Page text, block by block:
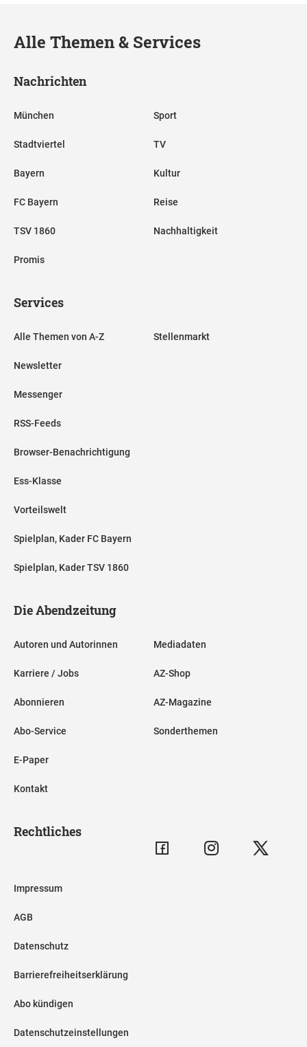
Alle Themen & Services
Nachrichten
München
Stadtviertel
Bayern
FC Bayern
TSV 1860
Promis
Sport
TV
Kultur
Reise
Nachhaltigkeit
Services
Alle Themen von A-Z
Newsletter
Messenger
RSS-Feeds
Browser-Benachrichtigung
Ess-Klasse
Vorteilswelt
Spielplan, Kader FC Bayern
Spielplan, Kader TSV 1860
Stellenmarkt
Die Abendzeitung
Autoren und Autorinnen
Karriere / Jobs
Abonnieren
Abo-Service
E-Paper
Kontakt
Mediadaten
AZ-Shop
AZ-Magazine
Sonderthemen
Rechtliches
Impressum
AGB
Datenschutz
Barrierefreiheitserklärung
Abo kündigen
Datenschutzeinstellungen